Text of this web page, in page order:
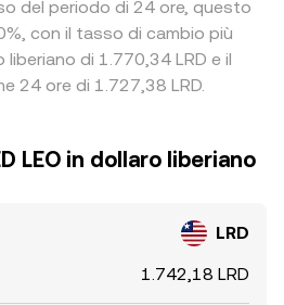
del periodo di 24 ore, questo
con il tasso di cambio più
liberiano di 1.770,34 LRD e il
24 ore di 1.727,38 LRD.
LEO in dollaro liberiano
LRD
1.742,18 LRD